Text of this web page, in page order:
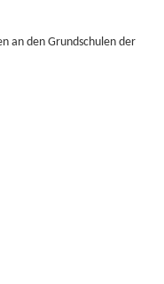
an den Grundschulen der